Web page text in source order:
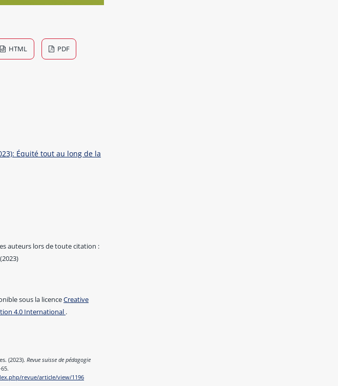
HTML PDF
Équité tout au long de la
auteurs lors de toute citation :
sous la licenceCreative
4.0 International .
(2023).Revue suisse de pédagogie
revue/article/view/1196